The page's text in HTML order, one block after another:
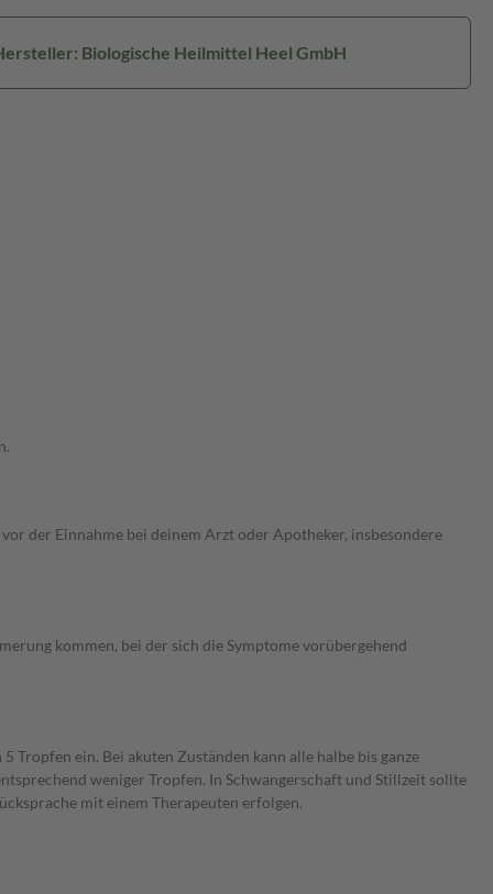
Biologische Heilmittel Heel GmbH
der Einnahme bei deinem Arzt oder Apotheker, insbesondere
kommen, bei der sich die Symptome vorübergehend
ein. Bei akuten Zuständen kann alle halbe bis ganze
weniger Tropfen. In Schwangerschaft und Stillzeit sollte
mit einem Therapeuten erfolgen.